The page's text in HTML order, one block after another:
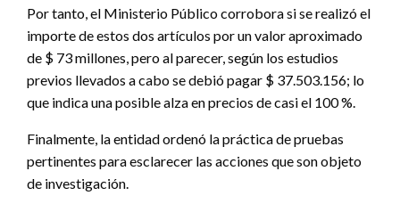
Por tanto, el Ministerio Público corrobora si se realizó el
importe de estos dos artículos por un valor aproximado
de $ 73 millones, pero al parecer, según los estudios
previos llevados a cabo se debió pagar $ 37.503.156; lo
que indica una posible alza en precios de casi el 100 %.
Finalmente, la entidad ordenó la práctica de pruebas
pertinentes para esclarecer las acciones que son objeto
de investigación.